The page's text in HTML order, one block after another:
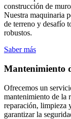
construcción de
Nuestra maquinaria
de terreno y desafío
robustos.
Saber más
Mantenimiento
Ofrecemos un
mantenimiento de la
reparación, limpieza
garantizar la